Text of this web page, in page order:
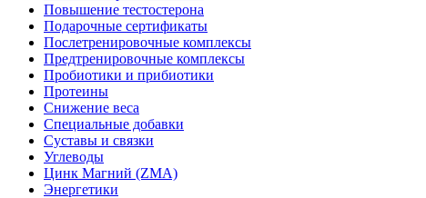
Повышение тестостерона
Подарочные сертификаты
Послетренировочные комплексы
Предтренировочные комплексы
Пробиотики и прибиотики
Протеины
Снижение веса
Специальные добавки
Суставы и связки
Углеводы
Цинк Магний (ZMA)
Энергетики